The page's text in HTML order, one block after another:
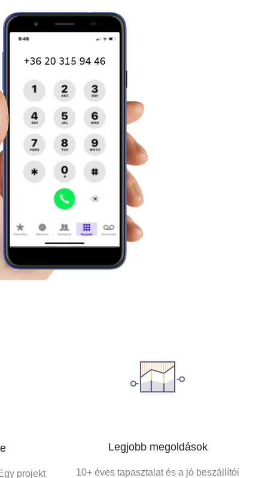
projekt
Legjobb megoldások
10+ éves tapasztalat és a jó beszállítói